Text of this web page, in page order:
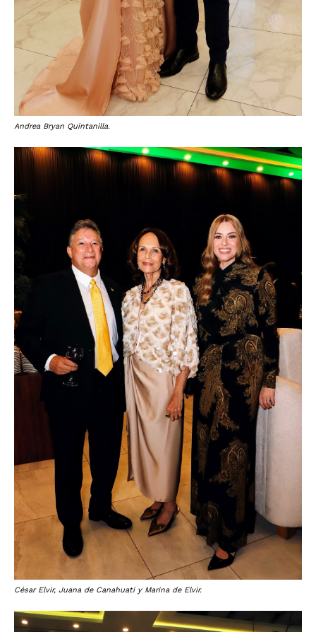
Andrea Bryan Quintanilla.
César Elvir, Juana de Canahuati y Marina de Elvir.